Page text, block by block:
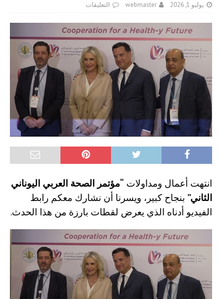
يوليو 1, 2026 webmaster التعليقات
انتهت أعمال ومداولات “مؤتمر الصحة العربي اليوناني
الثاني” بنجاح كبير، ويسرنا أن نشارك معكم رابط
الفيديو أدناه الذي يعرض لقطات بارزة من هذا الحدث.